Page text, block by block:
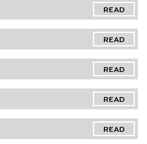
READ
READ
READ
READ
READ